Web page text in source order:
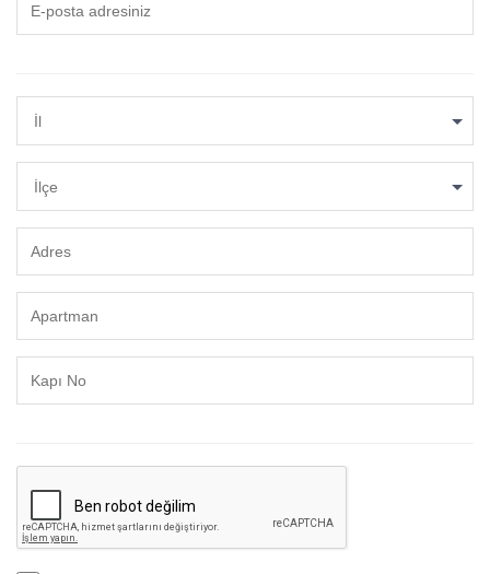
İl
İlçe